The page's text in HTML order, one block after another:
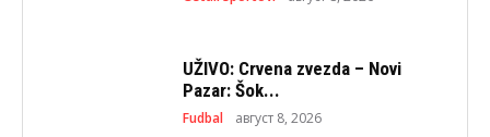
UŽIVO: Crvena zvezda – Novi
Pazar: Šok...
Fudbal август 8, 2026